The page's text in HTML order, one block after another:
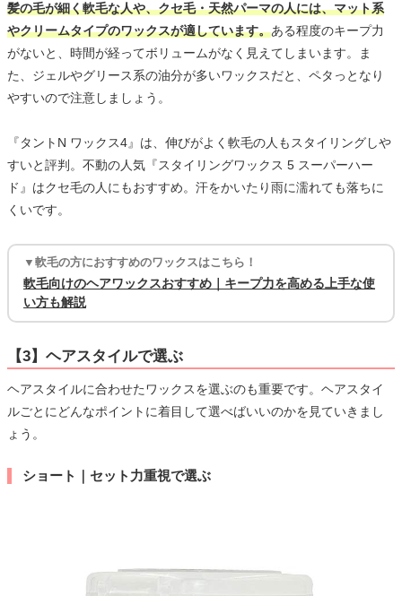
髪の毛が細く軟毛な人や、クセ毛・天然パーマの人には、マット系
やクリームタイプのワックスが適しています。ある程度のキープ力
がないと、時間が経ってボリュームがなく見えてしまいます。ま
た、ジェルやグリース系の油分が多いワックスだと、ペタっとなり
やすいので注意しましょう。
『タントN ワックス4』は、伸びがよく軟毛の人もスタイリングしや
すいと評判。不動の人気『スタイリングワックス 5 スーパーハー
ド』はクセ毛の人にもおすすめ。汗をかいたり雨に濡れても落ちに
くいです。
▼軟毛の方におすすめのワックスはこちら！
軟毛向けのヘアワックスおすすめ｜キープ力を高める上手な使
い方も解説
【3】ヘアスタイルで選ぶ
ヘアスタイルに合わせたワックスを選ぶのも重要です。ヘアスタイ
ルごとにどんなポイントに着目して選べばいいのかを見ていきまし
ょう。
ショート｜セット力重視で選ぶ